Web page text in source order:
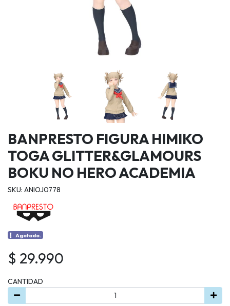
BANPRESTO FIGURA HIMIKO
TOGA GLITTER&GLAMOURS
BOKU NO HERO ACADEMIA
SKU: ANIOJ0778
Agotado.
$ 29.990
CANTIDAD